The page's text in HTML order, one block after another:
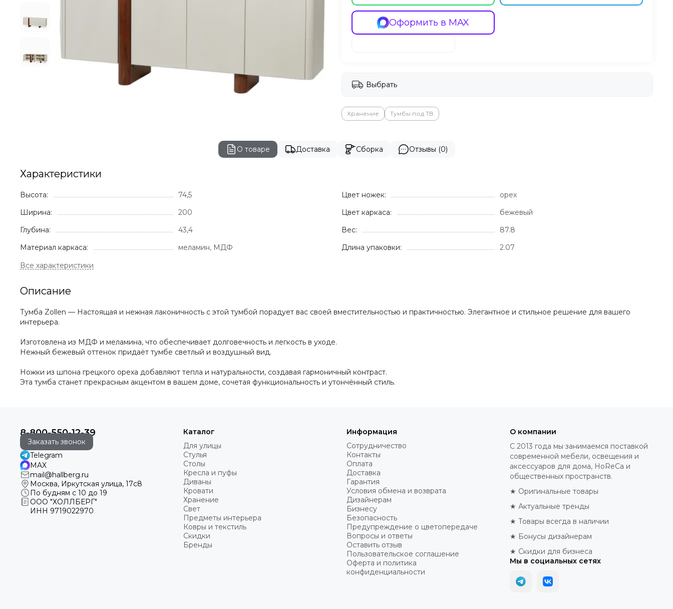
Оформить в MAX
Выбрать
Хранение Тумбы под ТВ
О товаре Доставка Сборка Отзывы (0)
Характеристики
Высота:
74,5
Ширина:
200
Глубина:
43,4
Материал каркаса:
меламин, МДФ
Цвет ножек:
орех
Цвет каркаса:
бежевый
Вес:
87.8
Длина упаковки:
2.07
Описание
Тумба Zollen — Настоящая и нежная лаконичность с этой тумбой порадует вас своей вместительностью и практичностью. Элегантное и стильное решение для вашего
интерьера.
Изготовлена из МДФ и меламина, что обеспечивает долговечность и легкость в уходе.
Нежный бежевый оттенок придаёт тумбе светлый и воздушный вид.
Ножки из шпона грецкого ореха добавляют тепла и натуральности, создавая гармоничный контраст.
Эта тумба станет прекрасным акцентом в вашем доме, сочетая функциональность и утончённый стиль.
8-800-550-12-39
Заказать звонок
Telegram
MAX
mail@hallberg.ru
Москва, Иркутская улица, 17с8
По будням с 10 до 19
ООО "ХОЛЛБЕРГ"
ИНН 9719022970
Каталог
Для улицы
Стулья
Столы
Кресла и пуфы
Диваны
Кровати
Хранение
Свет
Предметы интерьера
Ковры и текстиль
Скидки
Бренды
Информация
Сотрудничество
Контакты
Оплата
Доставка
Гарантия
Условия обмена и возврата
Дизайнерам
Бизнесу
Безопасность
Предупреждение о цветопередаче
Вопросы и ответы
Оставить отзыв
Пользовательское соглашение
Оферта и политика
конфиденциальности
О компании
С 2013 года мы занимаемся поставкой
современной мебели, освещения и
аксессуаров для дома, HoReCa и
общественных пространств.
★ Оригинальные товары
★ Актуальные тренды
★ Товары всегда в наличии
★ Бонусы дизайнерам
★ Скидки для бизнеса
Мы в социальных сетях